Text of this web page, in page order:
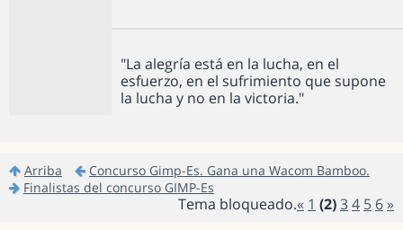
"La alegría está en la lucha, en el
esfuerzo, en el sufrimiento que supone
la lucha y no en la victoria."
Arriba
Concurso Gimp-Es. Gana una Wacom Bamboo.
Finalistas del concurso GIMP-Es
« 1 (2)34 5 6 »
Tema bloqueado.